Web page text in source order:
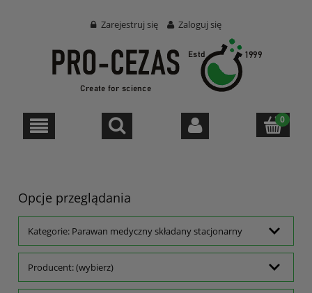
Zarejestruj się Zaloguj się
Opcje przeglądania
Kategorie: Parawan medyczny składany stacjonarny
Producent: (wybierz)